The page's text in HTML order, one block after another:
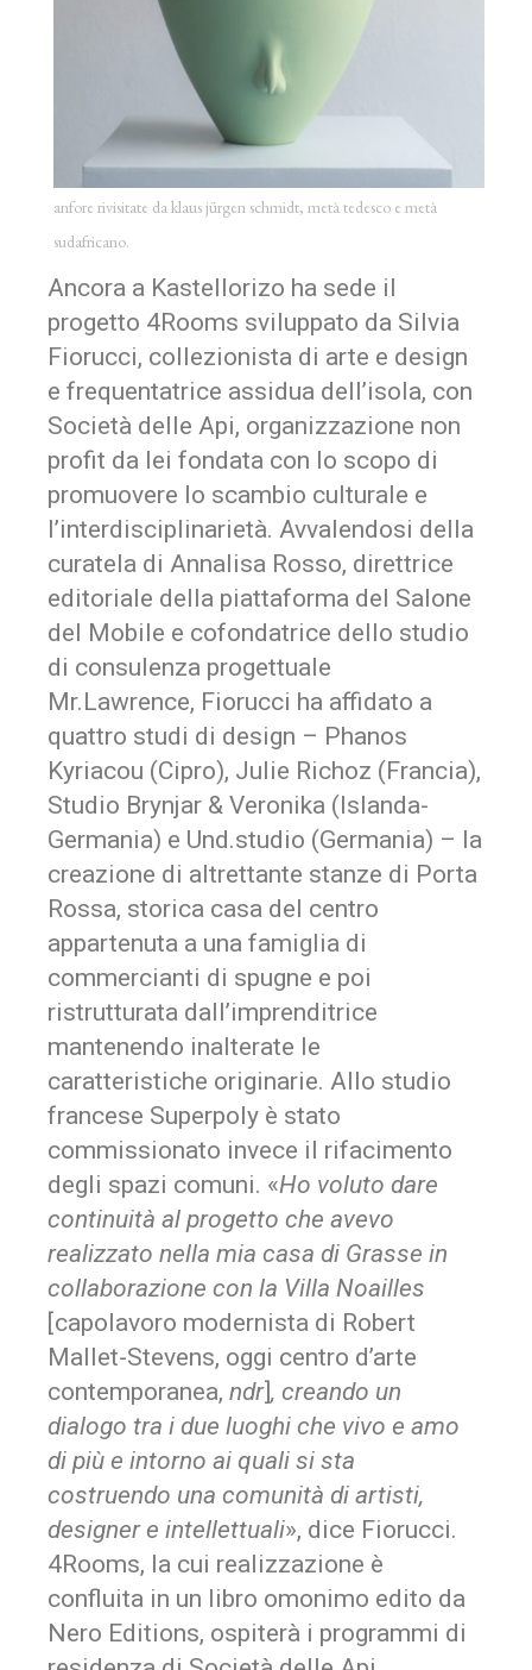
anfore rivisitate da klaus jürgen schmidt, metà tedesco e metà
sudafricano.
Ancora a Kastellorizo ha sede il
progetto 4Rooms sviluppato da Silvia
Fiorucci, collezionista di arte e design
e frequentatrice assidua dell’isola, con
Società delle Api, organizzazione non
profit da lei fondata con lo scopo di
promuovere lo scambio culturale e
l’interdisciplinarietà. Avvalendosi della
curatela di Annalisa Rosso, direttrice
editoriale della piattaforma del Salone
del Mobile e cofondatrice dello studio
di consulenza progettuale
Mr.Lawrence, Fiorucci ha affidato a
quattro studi di design – Phanos
Kyriacou (Cipro), Julie Richoz (Francia),
Studio Brynjar & Veronika (Islanda-
Germania) e Und.studio (Germania) – la
creazione di altrettante stanze di Porta
Rossa, storica casa del centro
appartenuta a una famiglia di
commercianti di spugne e poi
ristrutturata dall’imprenditrice
mantenendo inalterate le
caratteristiche originarie. Allo studio
francese Superpoly è stato
commissionato invece il rifacimento
degli spazi comuni. «Ho voluto dare
continuità al progetto che avevo
realizzato nella mia casa di Grasse in
collaborazione con la Villa Noailles
[capolavoro modernista di Robert
Mallet-Stevens, oggi centro d’arte
contemporanea,ndr], creando un
dialogo tra i due luoghi che vivo e amo
di più e intorno ai quali si sta
costruendo una comunità di artisti,
designer e intellettuali», dice Fiorucci.
4Rooms, la cui realizzazione è
confluita in un libro omonimo edito da
Nero Editions, ospiterà i programmi di